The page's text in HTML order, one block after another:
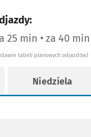
25 min • za 40 min
tabeli planowych odjazdów)
Niedziela
NISKOPODŁOGOWY